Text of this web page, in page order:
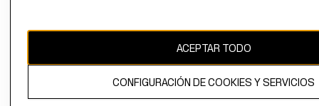
propiedad de H&M Hennes & Mauritz AB.
ACEPTAR TODO
CONFIGURACIÓN DE COOKIES Y SERVICIOS